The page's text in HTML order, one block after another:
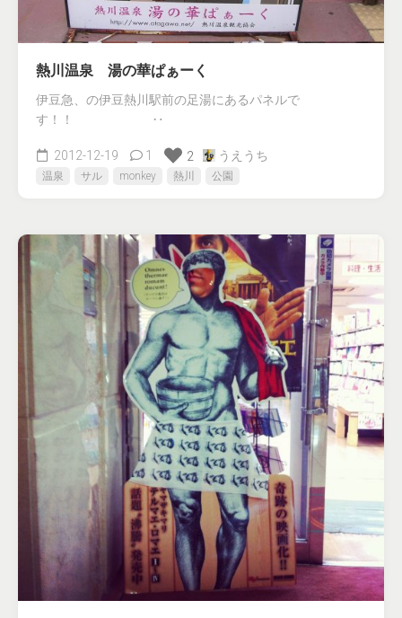
熱川温泉 湯の華ぱぁーく
伊豆急、の伊豆熱川駅前の足湯にあるパネルで
す！！ ‥
2012-12-19 1 2 うえうち
温泉 サル monkey 熱川 公園